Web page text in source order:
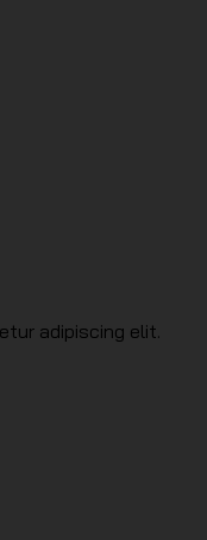
adipiscing elit.